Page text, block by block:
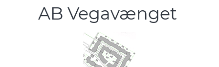
AB Vegavænget